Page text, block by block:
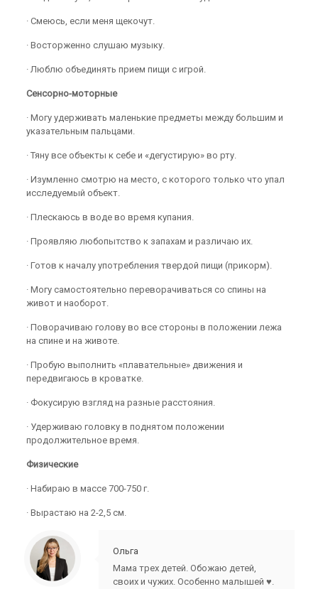
· Смеюсь, если меня щекочут.
· Восторженно слушаю музыку.
· Люблю объединять прием пищи с игрой.
Сенсорно-моторные
· Могу удерживать маленькие предметы между большим и
указательным пальцами.
· Тяну все объекты к себе и «дегустирую» во рту.
· Изумленно смотрю на место, с которого только что упал
исследуемый объект.
· Плескаюсь в воде во время купания.
· Проявляю любопытство к запахам и различаю их.
· Готов к началу употребления твердой пищи (прикорм).
· Могу самостоятельно переворачиваться со спины на
живот и наоборот.
· Поворачиваю голову во все стороны в положении лежа
на спине и на животе.
· Пробую выполнить «плавательные» движения и
передвигаюсь в кроватке.
· Фокусирую взгляд на разные расстояния.
· Удерживаю головку в поднятом положении
продолжительное время.
Физические
· Набираю в массе 700-750 г.
· Вырастаю на 2-2,5 см.
Ольга
Мама трех детей. Обожаю детей,
своих и чужих. Особенно малышей ♥.